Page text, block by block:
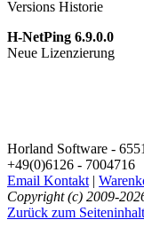
Versions Historie
H-NetPing 6.9.0.0
Neue Lizenzierung
Horland Software -
+49(0)6126 - 7004716
Email Kontakt |
Copyright (c) 2009-
Zurück zum Seiteninhalt